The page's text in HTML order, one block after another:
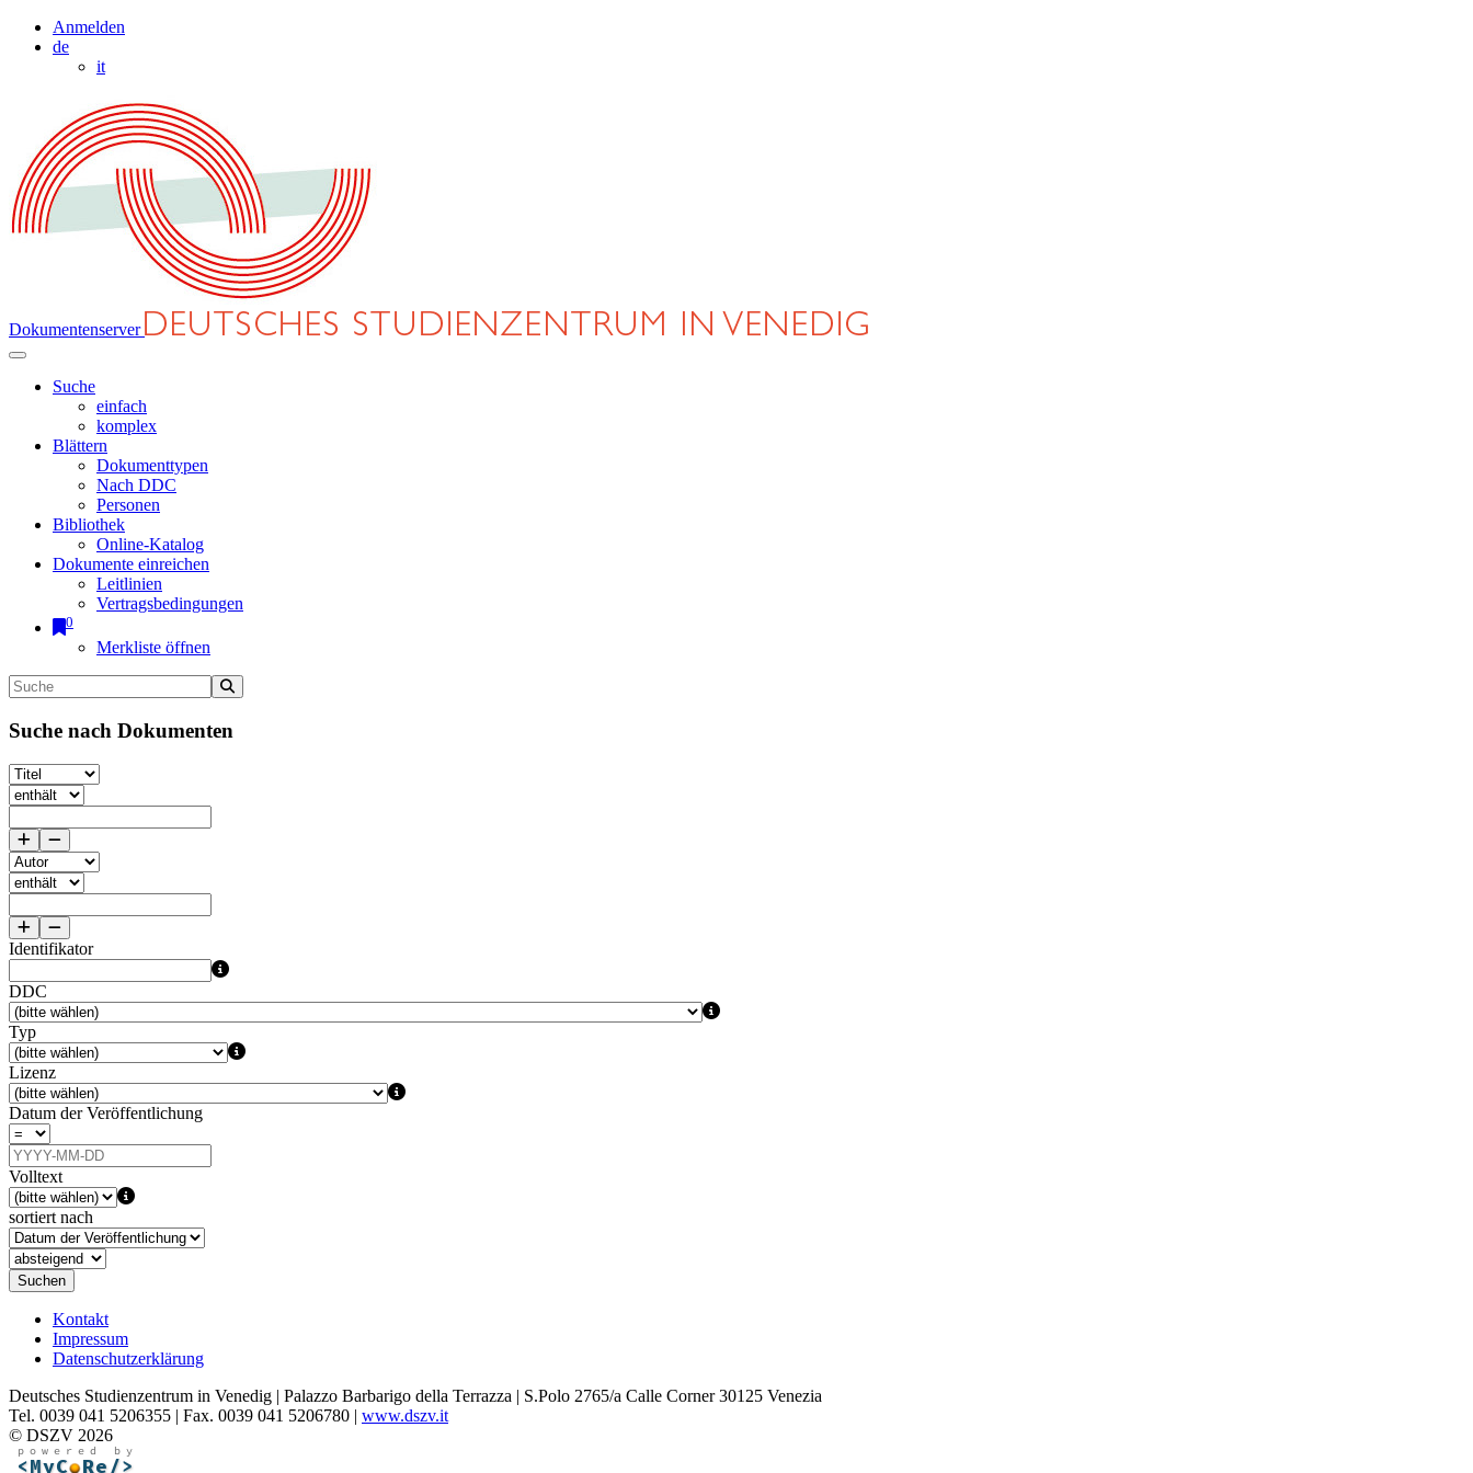
Anmelden
de
it
Dokumentenserver
Suche
einfach
komplex
Blättern
Dokumenttypen
Nach DDC
Personen
Bibliothek
Online-Katalog
Dokumente einreichen
Leitlinien
Vertragsbedingungen
0
Merkliste öffnen
Suche nach Dokumenten
Identifikator
DDC
Typ
Lizenz
Datum der Veröffentlichung
Volltext
sortiert nach
Suchen
Kontakt
Impressum
Datenschutzerklärung
Deutsches Studienzentrum in Venedig | Palazzo Barbarigo della Terrazza | S.Polo 2765/a Calle Corner 30125 Venezia
Tel. 0039 041 5206355 | Fax. 0039 041 5206780 | www.dszv.it
© DSZV 2026